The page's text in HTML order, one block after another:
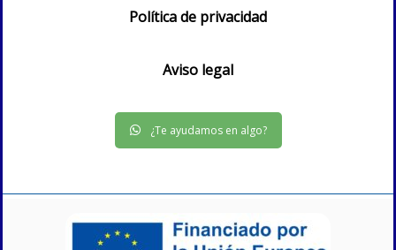
Política de privacidad
Aviso legal
¿Te ayudamos en algo?